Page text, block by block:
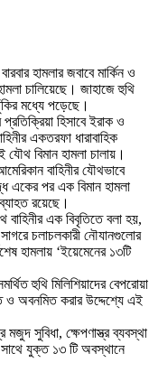
হামলার জবাবে মার্কিন ও
চালিয়েছে। জাহাজে হুথি
মধ্যে পড়েছে।
হিসাবে ইরাক ও
একতরফা ধারাবাহিক
যৌথ বিমান হামলা চালায়।
বাহিনীর যৌথভাবে
একের পর এক বিমান হামলা
রয়েছে।
এক বিবৃতিতে বলা হয়,
চলাচলকারী নৌযানগুলোর
হামলায় ‘ইয়েমেনের ১৩টি
হুথি মিলিশিয়াদের বেপরোয়া
ও অবনমিত করার উদ্দেশ্যে এই
মজুদ সুবিধা, ক্ষেপণাস্ত্র ব্যবস্থা
সাথে যুক্ত ১৩ টি অবস্থানে